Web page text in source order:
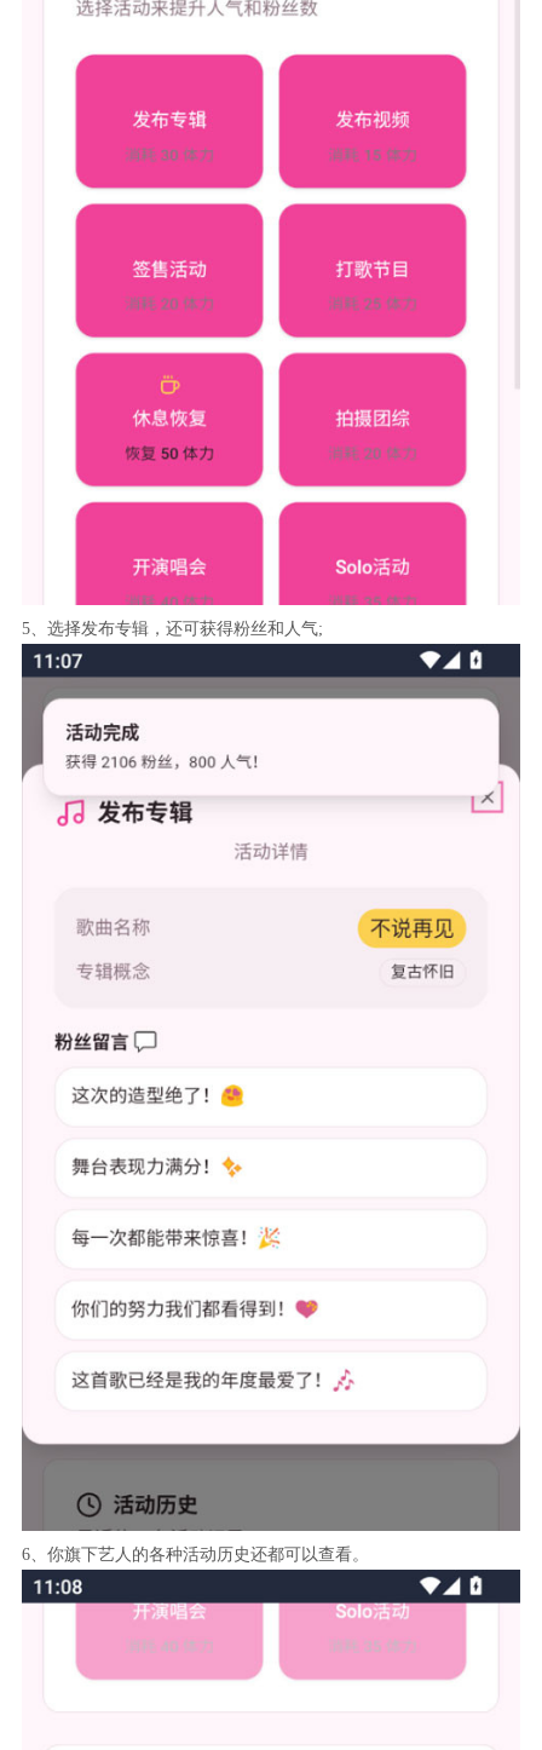
5、选择发布专辑，还可获得粉丝和人气;
6、你旗下艺人的各种活动历史还都可以查看。